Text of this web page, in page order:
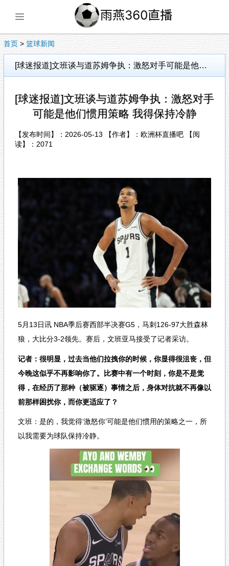
首页 > 篮球新闻
[球迷报道]文班谈与道苏姆争执：激怒对手可能是他们惯用策略 我得保持冷静
[球迷报道]文班谈与道苏姆争执：激怒对手
可能是他们惯用策略 我得保持冷静
【发布时间】：2026-05-13 【作者】：欧洲杯直播吧 【阅
读】： 2071
5月13日讯 NBA季后赛西部半决赛G5，马刺126-97大胜森林
狼，大比分3-2领先。赛后，文班亚马接受了记者采访。
记者：很明显，过去当他们拉拽你的时候，你显得很沮丧，但
今晚这似乎不再影响你了。比赛中有一个时刻，你是不是觉
得，在经历了那种（被驱逐）事情之后，身体对抗就不再像以
前那样困扰你，而你更适应了？
文班：是的，我觉得‘激怒你’可能是他们惯用的策略之一，所
以我需要为球队保持冷静。